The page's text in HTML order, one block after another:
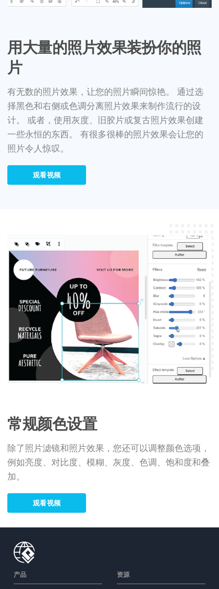
用大量的照片效果装扮你的照
片
有无数的照片效果，让您的照片瞬间惊艳。 通过选
择黑色和右侧或色调分离照片效果来制作流行的设
计。 或者，使用灰度、旧胶片或复古照片效果创建
一些永恒的东西。 有很多很棒的照片效果会让您的
照片令人惊叹。
观看视频
常规颜色设置
除了照片滤镜和照片效果，您还可以调整颜色选项，
例如亮度、对比度、模糊、灰度、色调、饱和度和叠
加。
观看视频
产品 资源